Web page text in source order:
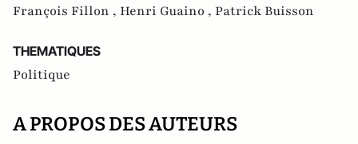
François Fillon , Henri Guaino , Patrick Buisson
THEMATIQUES
Politique
A PROPOS DES AUTEURS